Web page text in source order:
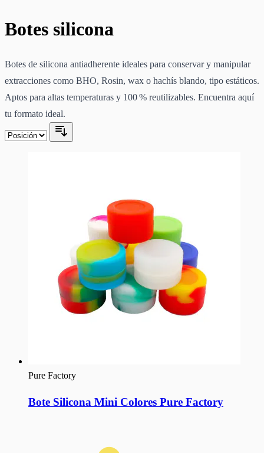
Botes silicona
Botes de silicona antiadherente ideales para conservar y manipular
extracciones como BHO, Rosin, wax o hachís blando, tipo estáticos.
Aptos para altas temperaturas y 100 % reutilizables. Encuentra aquí
tu formato ideal.
Pure Factory
Bote Silicona Mini Colores Pure Factory